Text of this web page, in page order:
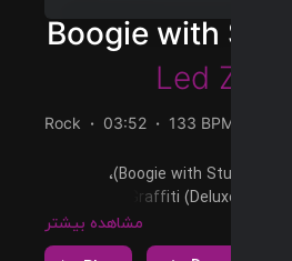
Boogie with Stu
Led
Rock 03:52 133 BPM
پخش و دانلود آهنگ Boogie with Stu (Remaster)،
که توسط Led Zeppelin اجرا شده است را میتوانید با دو
مشاهده بیشتر